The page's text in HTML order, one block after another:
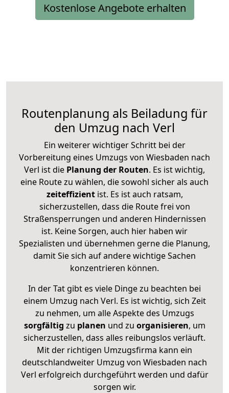
Kostenlose Angebote erhalten
Routenplanung als Beiladung für
den Umzug nach Verl
Ein weiterer wichtiger Schritt bei der
Vorbereitung eines Umzugs von Wiesbaden nach
Verl ist die Planung der Routen. Es ist wichtig,
eine Route zu wählen, die sowohl sicher als auch
zeiteffizientist. Es ist auch ratsam,
sicherzustellen, dass die Route frei von
Straßensperrungen und anderen Hindernissen
ist. Keine Sorgen, auch hier haben wir
Spezialisten und übernehmen gerne die Planung,
damit Sie sich auf andere wichtige Sachen
konzentrieren können.
In der Tat gibt es viele Dinge zu beachten bei
einem Umzug nach Verl. Es ist wichtig, sich Zeit
zu nehmen, um alle Aspekte des Umzugs
sorgfältig zu planen und zu organisieren, um
sicherzustellen, dass alles reibungslos verläuft.
Mit der richtigen Umzugsfirma kann ein
deutschlandweiter Umzug von Wiesbaden nach
Verl erfolgreich durchgeführt werden und dafür
sorgen wir.